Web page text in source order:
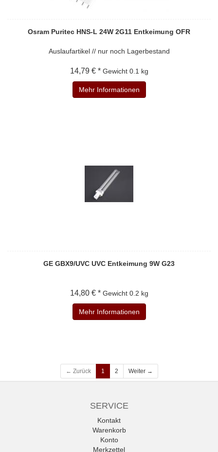
Osram Puritec HNS-L 24W 2G11 Entkeimung OFR
Auslaufartikel // nur noch Lagerbestand
14,79 € * Gewicht 0.1 kg
Mehr Informationen
GE GBX9/UVC UVC Entkeimung 9W G23
14,80 € * Gewicht 0.2 kg
Mehr Informationen
← Zurück 1 2 Weiter →
SERVICE
Kontakt
Warenkorb
Konto
Merkzettel